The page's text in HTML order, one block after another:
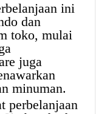
ini
dan
toko, mulai
juga
minuman.
perbelanjaan